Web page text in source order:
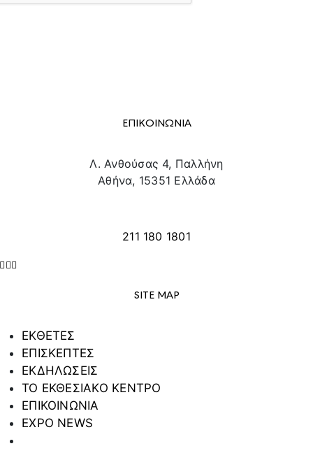
ΕΠΙΚΟΙΝΩΝΙΑ
Λ. Ανθούσας 4, Παλλήνη
Αθήνα, 15351 Ελλάδα
211 180 1801
SITE MAP
ΕΚΘΕΤΕΣ
ΕΠΙΣΚΕΠΤΕΣ
ΕΚΔΗΛΩΣΕΙΣ
ΤΟ ΕΚΘΕΣΙΑΚΟ ΚΕΝΤΡΟ
ΕΠΙΚΟΙΝΩΝΙΑ
EXPO NEWS